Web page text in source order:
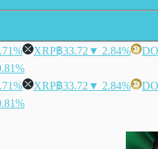
XRP฿33.72 ▼ 2.84%
XRP฿33.72 ▼ 2.84%